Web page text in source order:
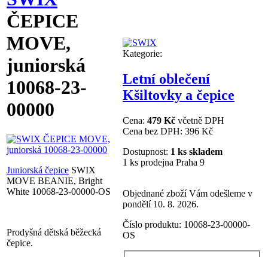
ČEPICE
MOVE,
juniorská
10068-23-
00000
Juniorská čepice SWIX
MOVE BEANIE, Bright
White 10068-23-00000-OS
Prodyšná dětská běžecká
čepice.
Kategorie:
Letní oblečení
Kšiltovky a čepice
Cena: 479 Kč včetně DPH
Cena bez DPH: 396 Kč
Dostupnost: 1 ks skladem
1 ks prodejna Praha 9
Objednané zboží Vám odešleme v
pondělí 10. 8. 2026.
Číslo produktu: 10068-23-00000-
OS